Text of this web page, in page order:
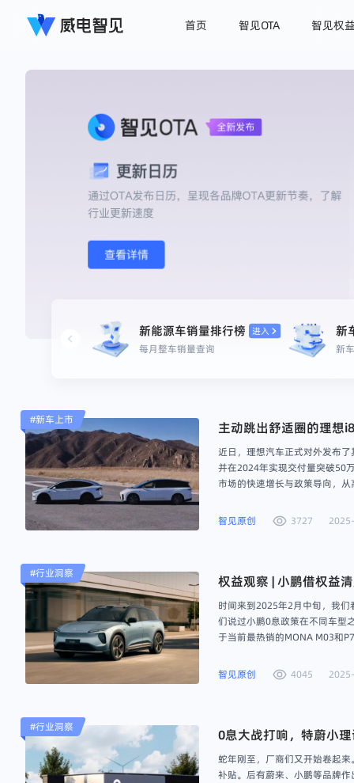
首页 智见OTA 智见权
新能源车销量排行榜 进入
每月整车销量查询
新
新
主动跳出舒适圈的理想
近日，理想汽车正式对外发布
并在2024年实现交付量突破50
市场的快速增长与政策导向，
智见原创
3727
#新车上市
权益观察 | 小鹏借权益
时间来到2025年2月中旬，我
们说过小鹏0息政策在不同车型
于当前最热销的MONA M03和
智见原创
4045
#行业洞察
0息大战打响，特蔚小
蛇年刚至，厂商们又开始卷起
补贴。后有蔚来、小鹏等品牌
#行业洞察